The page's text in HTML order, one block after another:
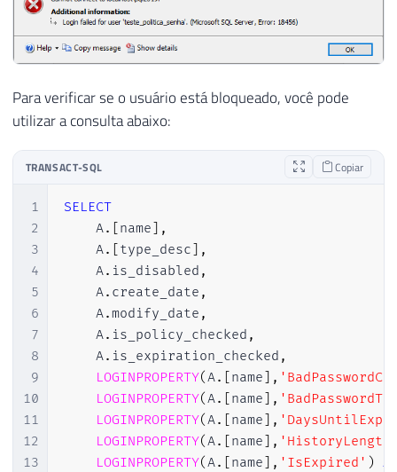
Para verificar se o usuário está bloqueado, você pode
utilizar a consulta abaixo:
TRANSACT-SQL Copiar
1
2
3
4
5
6
7
8
9
10
11
12
13
SELECT
    A
. [name] ,
    A
. [type_desc] ,
    A
. is_disabled ,
    A
. create_date ,
    A
.modify_date ,
    A
. is_policy_checked ,
    A
. is_expiration_checked ,
LOGINPROPERTY(A. [name] ,
LOGINPROPERTY(A. [name] ,
LOGINPROPERTY(A. [name] ,
LOGINPROPERTY(A. [name] ,
LOGINPROPERTY(A. [name] , 'IsExpired' )